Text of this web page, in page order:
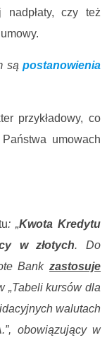
nadpłaty, czy też
sąpostanowienia
przykładowy, co
umowach
: „Kwota Kredytu
w złotych. Do
Bankzastosuje
„Tabeli kursów dla
walutach
obowiązujący w